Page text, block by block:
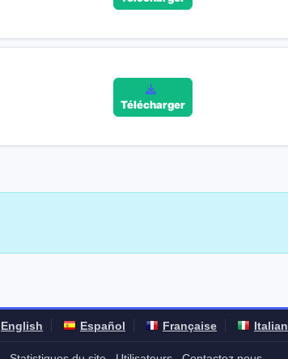
Télécharger
English Español Française